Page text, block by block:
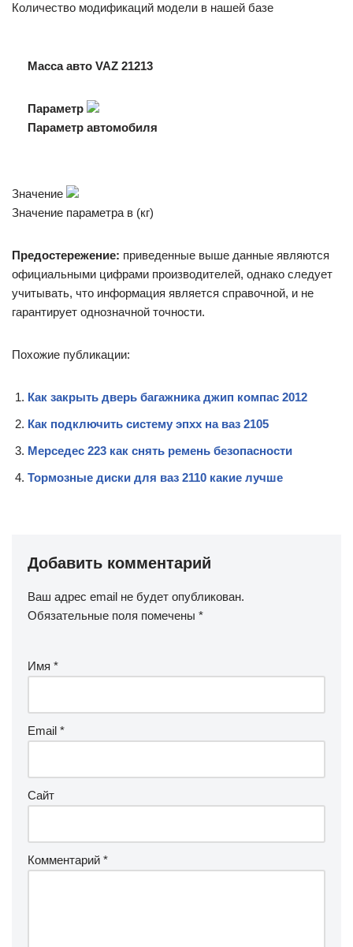
Количество модификаций модели в нашей базе
Масса авто VAZ 21213
Параметр
Параметр автомобиля
Значение
Значение параметра в (кг)
Предостережение: приведенные выше данные являются
официальными цифрами производителей, однако следует
учитывать, что информация является справочной, и не
гарантирует однозначной точности.
Похожие публикации:
Как закрыть дверь багажника джип компас 2012
Как подключить систему эпхх на ваз 2105
Мерседес 223 как снять ремень безопасности
Тормозные диски для ваз 2110 какие лучше
Добавить комментарий
Ваш адрес email не будет опубликован.
Обязательные поля помечены *
Имя *
Email *
Сайт
Комментарий *